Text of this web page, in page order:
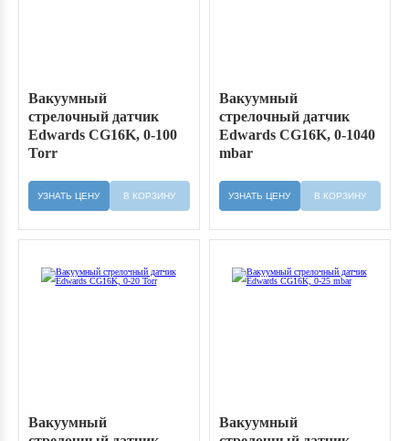
Вакуумный
стрелочный датчик
Edwards CG16K, 0-100
Torr
УЗНАТЬ ЦЕНУ В КОРЗИНУ
Вакуумный
стрелочный датчик
Edwards CG16K, 0-1040
mbar
УЗНАТЬ ЦЕНУ В КОРЗИНУ
Вакуумный
Вакуумный